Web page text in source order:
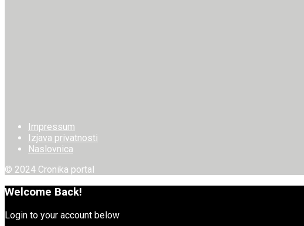
Impressum
Izjava privatnosti
Naslovnica
© 2024 Cronika portal
Welcome Back!
Login to your account below